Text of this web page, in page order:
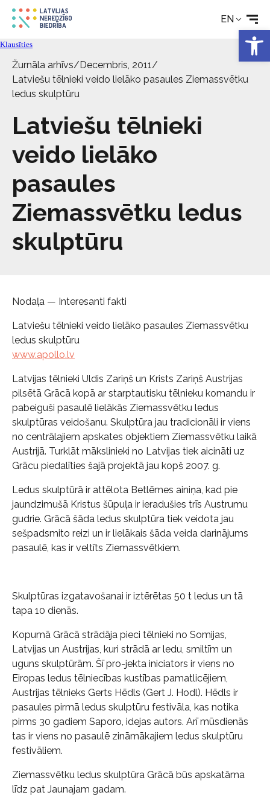
EN
News
About the Society
Contact
Klausīties
Žurnāla arhīvs/Decembris, 2011/
Latviešu tēlnieki veido lielāko pasaules Ziemassvētku
ledus skulptūru
Latviešu tēlnieki
veido lielāko
pasaules
Ziemassvētku ledus
skulptūru
Nodaļa — Interesanti fakti
Latviešu tēlnieki veido lielāko pasaules Ziemassvētku
ledus skulptūru
www.apollo.lv
Latvijas tēlnieki Uldis Zariņš un Krists Zariņš Austrijas
pilsētā Grācā kopā ar starptautisku tēlnieku komandu ir
pabeiguši pasaulē lielākās Ziemassvētku ledus
skulptūras veidošanu. Skulptūra jau tradicionāli ir viens
no centrālajiem apskates objektiem Ziemassvētku laikā
Austrijā. Turklāt mākslinieki no Latvijas tiek aicināti uz
Grācu piedalīties šajā projektā jau kopš 2007. g.
Ledus skulptūrā ir attēlota Betlēmes ainiņa, kad pie
jaundzimušā Kristus šūpuļa ir ieradušies trīs Austrumu
gudrie. Grācā šāda ledus skulptūra tiek veidota jau
sešpadsmito reizi un ir lielākais šāda veida darinājums
pasaulē, kas ir veltīts Ziemassvētkiem.
Skulptūras izgatavošanai ir iztērētas 50 t ledus un tā
tapa 10 dienās.
Kopumā Grācā strādāja pieci tēlnieki no Somijas,
Latvijas un Austrijas, kuri strādā ar ledu, smiltīm un
uguns skulptūrām. Šī pro-jekta iniciators ir viens no
Eiropas ledus tēlniecības kustības pamatlicējiem,
Austrijas tēlnieks Gerts Hēdls (Gert J. Hodl). Hēdls ir
pasaules pirmā ledus skulptūru festivāla, kas notika
pirms 30 gadiem Saporo, idejas autors. Arī mūsdienās
tas ir viens no pasaulē zināmākajiem ledus skulptūru
festivāliem.
Ziemassvētku ledus skulptūra Grācā būs apskatāma
līdz pat Jaunajam gadam.